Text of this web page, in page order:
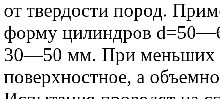
от твердости пород.
форму цилиндров
30—50 мм. При меньших
поверхностное, а